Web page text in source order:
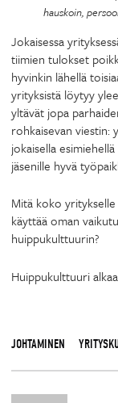
hauskoin,
Jokaisessa
tiimien tulokset
hyvinkin lähellä
yrityksistä löytyy
yltävät jopa
rohkaisevan viestin:
jokaisella
jäsenille hyvä
Mitä koko
käyttää oman
huippukulttuurin?
Huippukulttuuri
JOHTAMINEN